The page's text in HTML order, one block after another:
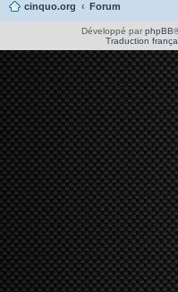
cinquo.org Forum
Développé par phpBB
Traduction